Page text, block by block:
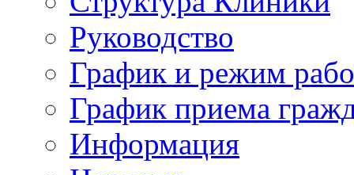
Руководство
График и режим
График приема
Информация